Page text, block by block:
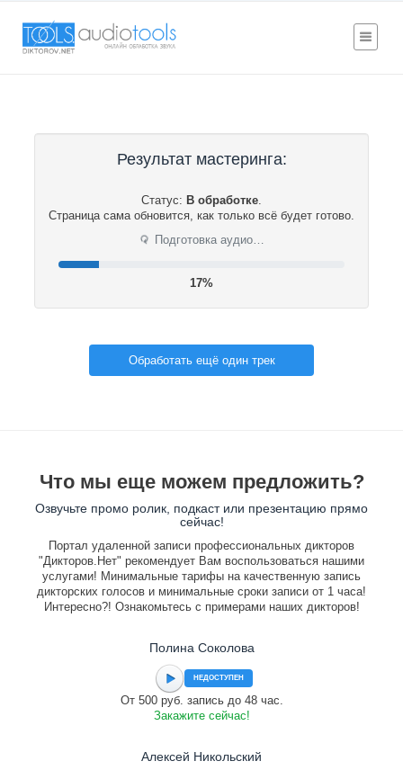
Результат мастеринга:
Статус: В обработке.
Страница сама обновится, как только всё будет готово.
⟳ Подготовка аудио…
17%
Обработать ещё один трек
Что мы еще можем предложить?
Озвучьте промо ролик, подкаст или презентацию прямо
сейчас!
Портал удаленной записи профессиональных дикторов
"Дикторов.Нет" рекомендует Вам воспользоваться нашими
услугами! Минимальные тарифы на качественную запись
дикторских голосов и минимальные сроки записи от 1 часа!
Интересно?! Ознакомьтесь с примерами наших дикторов!
Полина Соколова
НЕДОСТУПЕН
От 500 руб. запись до 48 час.
Закажите сейчас!
Алексей Никольский